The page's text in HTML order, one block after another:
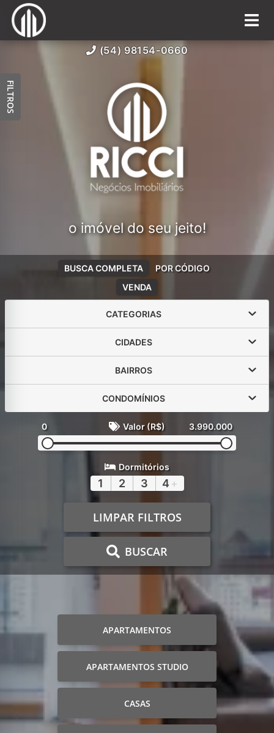
(54) 98154-0660
o imóvel do seu jeito!
VENDA
BUSCA COMPLETA POR CÓDIGO
CATEGORIAS
CIDADES
BAIRROS
CONDOMÍNIOS
0 Valor (R$) 3.990.000
Dormitórios
1 2 3 4 +
LIMPAR FILTROS
BUSCAR
APARTAMENTOS
APARTAMENTOS STUDIO
CASAS
FILTROS